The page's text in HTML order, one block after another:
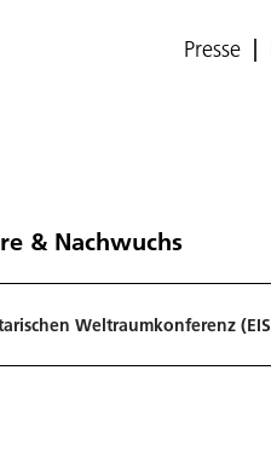
Presse
& Nachwuchs
Weltraumkonferenz